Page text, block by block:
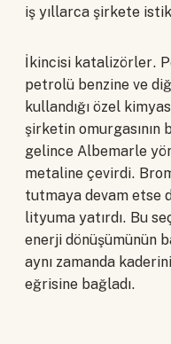
iş yıllarca şirkete
İkincisi katalizörler.
petrolü benzine ve
kullandığı özel
şirketin omurgasının
gelince Albemarle
metaline çevirdi.
tutmaya devam etse
lityuma yatırdı. Bu
enerji dönüşümünün
aynı zamanda
eğrisine bağladı.